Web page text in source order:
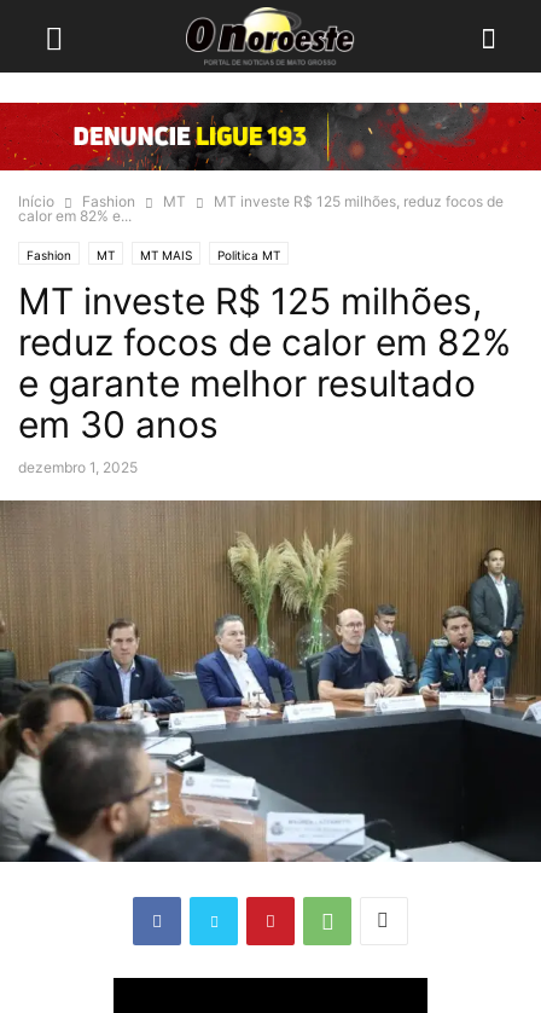
Início Fashion MT
MT investe R$ 125 milhões, reduz focos de
calor em 82% e...
Fashion MT MT MAIS Politica MT
MT investe R$ 125 milhões,
reduz focos de calor em 82%
e garante melhor resultado
em 30 anos
dezembro 1, 2025